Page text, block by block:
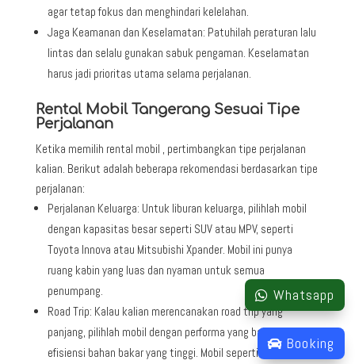
agar tetap fokus dan menghindari kelelahan.
Jaga Keamanan dan Keselamatan: Patuhilah peraturan lalu
lintas dan selalu gunakan sabuk pengaman. Keselamatan
harus jadi prioritas utama selama perjalanan.
Rental Mobil Tangerang Sesuai Tipe
Perjalanan
Ketika memilih rental mobil , pertimbangkan tipe perjalanan
kalian. Berikut adalah beberapa rekomendasi berdasarkan tipe
perjalanan:
Perjalanan Keluarga: Untuk liburan keluarga, pilihlah mobil
dengan kapasitas besar seperti SUV atau MPV, seperti
Toyota Innova atau Mitsubishi Xpander. Mobil ini punya
ruang kabin yang luas dan nyaman untuk semua
penumpang.
Road Trip: Kalau kalian merencanakan road trip yang
panjang, pilihlah mobil dengan performa yang baik dan
efisiensi bahan bakar yang tinggi. Mobil seperti Toyota
Whatsapp
Booking